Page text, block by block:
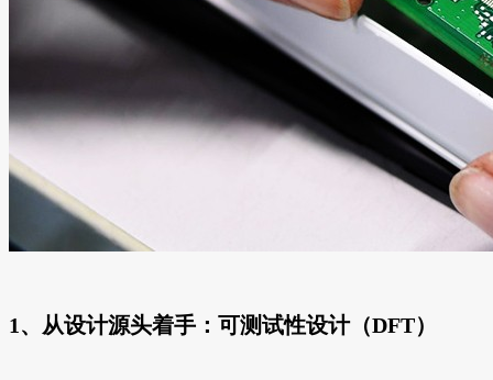
1、从设计源头着手：可测试性设计（DFT）